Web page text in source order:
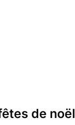
de noël